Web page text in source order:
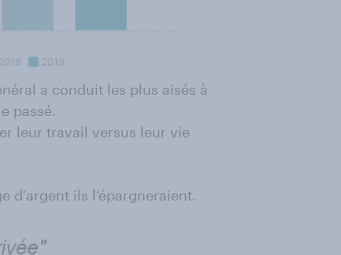
a conduit les plus aisés à
passé.
leur travail versus leur vie
d’argent ils l’épargneraient.